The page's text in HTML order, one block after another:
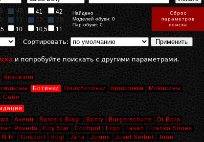
40 41
42
51 52
53
10 10,5 11
Найдено
Моделей обуви: 0
Пар обуви: 0
Сброс
параметров
поиска
Сортировать:
и попробуйте поискать с другими параметрами.
Всесезон
Ботинки Полуботинки Кроссовки
Мокасины
Сабо
Avenir Barcelo Biagi Bonty Burgerschuhe
Di Bora
Poveda City Star Conhpol Ergo Fasan
Franko Shoes
N.R. Grisport Hogl Jana Jomos Josef Seibel
Juan